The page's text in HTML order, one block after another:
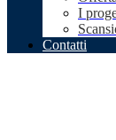
I
Contatti